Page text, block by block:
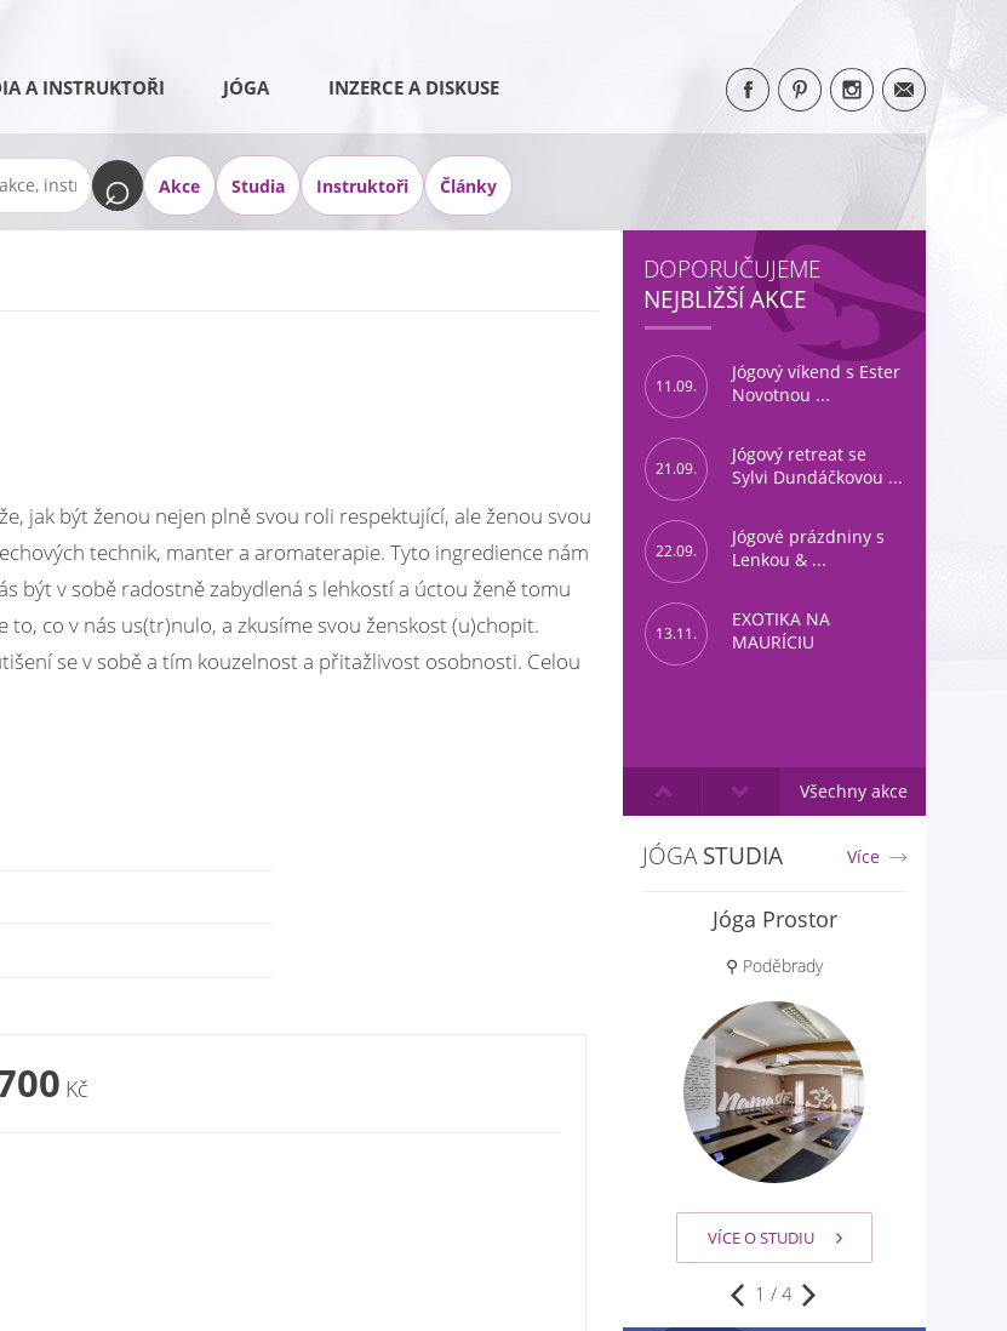
A INSTRUKTOŘI JÓGA INZERCE A DISKUSE
Akce Studia Instruktoři Články
jak být ženou nejen plně svou roli respektující, ale ženou svou
technik, manter a aromaterapie. Tyto ingredience nám
být v sobě radostně zabydlená s lehkostí a úctou ženě tomu
to, co v nás us(tr)nulo, a zkusíme svou ženskost (u)chopit.
se v sobě a tím kouzelnost a přitažlivost osobnosti. Celou
Kč
DOPORUČUJEME
NEJBLIŽŠÍ AKCE
11.09.
Jógový víkend s Ester
Novotnou ...
21.09.
Jógový retreat se
Sylvi Dundáčkovou ...
22.09.
Jógové prázdniny s
Lenkou & ...
13.11.
EXOTIKA NA
MAURÍCIU
Všechny akce
JÓGASTUDIA Více
Jóga Prostor
⚲ Poděbrady
VÍCE O STUDIU
Aloha jóga
⚲ Praha 6
VÍCE O STUDIU
1 / 4